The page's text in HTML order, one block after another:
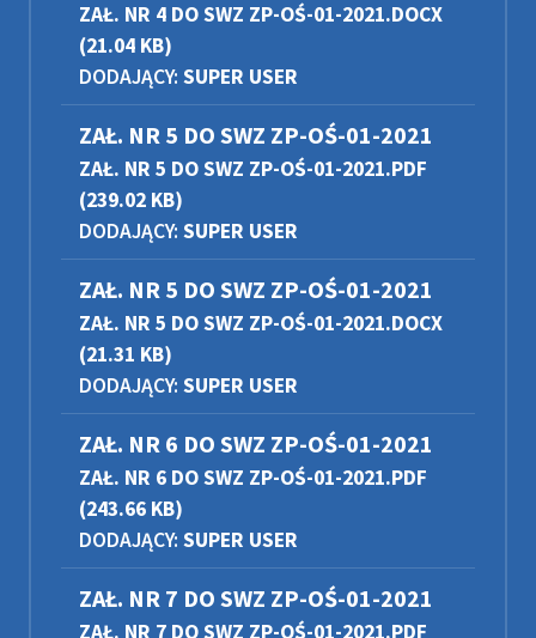
ZAŁ. NR 4 DO SWZ ZP-OŚ-01-2021.DOCX
(21.04 KB)
DODAJĄCY: SUPER USER
ZAŁ. NR 5 DO SWZ ZP-OŚ-01-2021
ZAŁ. NR 5 DO SWZ ZP-OŚ-01-2021.PDF
(239.02 KB)
DODAJĄCY: SUPER USER
ZAŁ. NR 5 DO SWZ ZP-OŚ-01-2021
ZAŁ. NR 5 DO SWZ ZP-OŚ-01-2021.DOCX
(21.31 KB)
DODAJĄCY: SUPER USER
ZAŁ. NR 6 DO SWZ ZP-OŚ-01-2021
ZAŁ. NR 6 DO SWZ ZP-OŚ-01-2021.PDF
(243.66 KB)
DODAJĄCY: SUPER USER
ZAŁ. NR 7 DO SWZ ZP-OŚ-01-2021
ZAŁ. NR 7 DO SWZ ZP-OŚ-01-2021.PDF